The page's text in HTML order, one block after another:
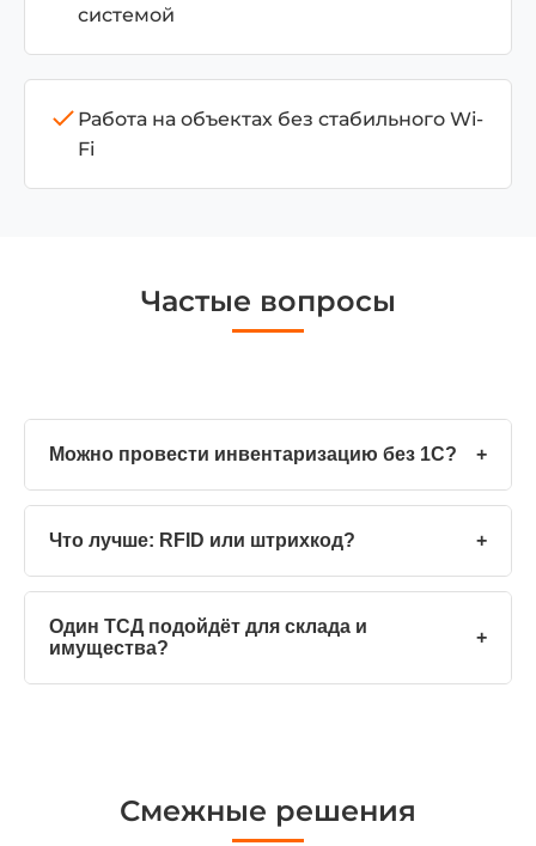
системой
Работа на объектах без стабильного Wi-
Fi
Частые вопросы
Можно провести инвентаризацию без 1С? +
Что лучше: RFID или штрихкод? +
Один ТСД подойдёт для склада и
имущества?
+
Смежные решения